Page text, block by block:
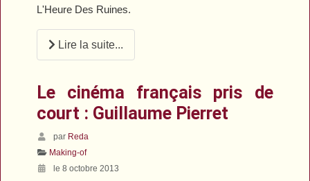
L'Heure Des Ruines.
Lire la suite...
Le cinéma français pris de
court : Guillaume Pierret
par Reda
Making-of
le 8 octobre 2013